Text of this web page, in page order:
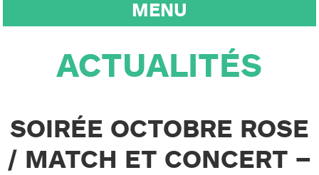
MENU
ACTUALITÉS
SOIRÉE OCTOBRE ROSE
/ MATCH ET CONCERT –